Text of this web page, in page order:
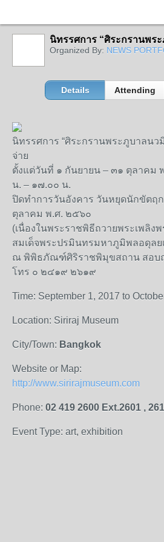
นิทรรศการ “ศิระกรานพร
Organized By: NEWS
Details Attending
นิทรรศการ “ศิระกรานพระภูบาลนว
จ่าย
ตั้งแต่วันที่ ๑ กันยายน – ๓๑ ตุลาคม
น. – ๑๗.๐๐ น.
ปิดทำการวันอังคาร วันหยุดนักขัตฤ
ตุลาคม พ.ศ. ๒๕๖๐
(เนื่องในพระราชพิธีถวายพระเพลิง
สมเด็จพระปรมินทรมหาภูมิพลอดุลย
ณ พิพิธภัณฑ์ศิริราชพิมุขสถาน สอบถ
โทร ๐ ๒๔๑๙ ๒๖๑๙
Time: September 1, 2017 to
Location: Siriraj Museum
City/Town: Bangkok
Website or Map:
http://www.sirirajmuseum.com
Phone: 02 419 2600 Ext.2601 ,
Event Type: art, exhibition